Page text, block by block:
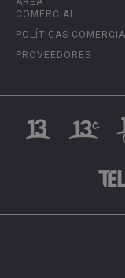
COMERCIAL
POLÍTICAS
PROVEEDORES